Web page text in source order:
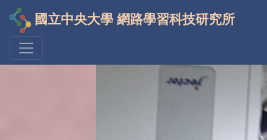
國立中央大學 網路學習科技研究所